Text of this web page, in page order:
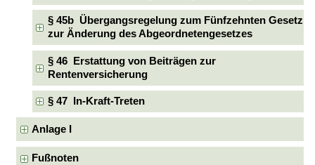
§ 45b Übergangsregelung zum Fünfzehnten Gesetz
zur Änderung des Abgeordnetengesetzes
§ 46 Erstattung von Beiträgen zur
Rentenversicherung
§ 47 In-Kraft-Treten
Anlage I
Fußnoten